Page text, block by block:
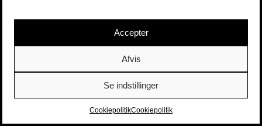
Accepter
Afvis
Se indstillinger
CookiepolitikCookiepolitik
Sort/Hvid | Staldgade 26-30 - 1699 Købehavn V |
Billetter|billet@sort-hvid.dk